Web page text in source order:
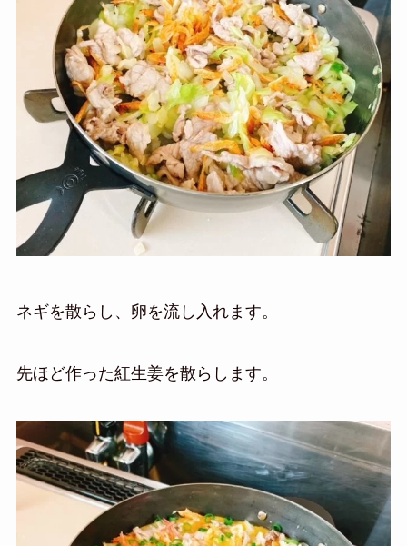
ネギを散らし、卵を流し入れます。
先ほど作った紅生姜を散らします。